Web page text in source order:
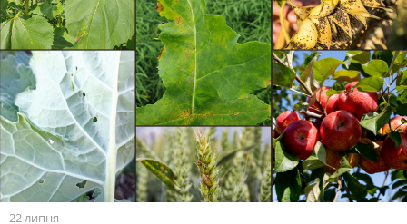
22 липня